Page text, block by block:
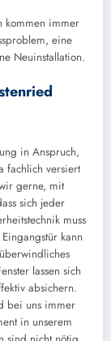
kommen immer
eine
Neuinstallation.
in Anspruch,
fachlich versiert
gerne, mit
sich jeder
muss
kann
lassen sich
absichern.
bei uns immer
in unserem